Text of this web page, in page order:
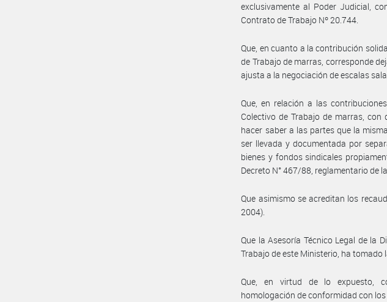
exclusivamente al Poder Judicial,
Contrato de Trabajo Nº 20.744.
Que, en cuanto a la contribución
de Trabajo de marras, corresponde
ajusta a la negociación de escalas
Que, en relación a las
Colectivo de Trabajo de marras,
hacer saber a las partes que la
ser llevada y documentada por
bienes y fondos sindicales
Decreto N° 467/88, reglamentario de
Que asimismo se acreditan los
2004).
Que la Asesoría Técnico Legal de la
Trabajo de este Ministerio, ha tomado
Que, en virtud de lo expuesto,
homologación de conformidad con